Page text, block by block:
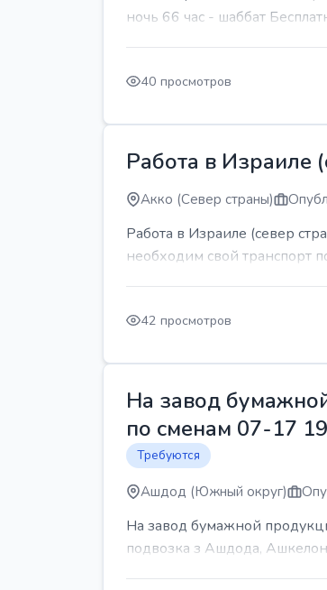
ночь 66 час - шаббат
40 просмотров
Работа в Израиле
Акко (Север страны)
Работа в Израиле (север
необходим свой транспорт
42 просмотров
На завод
по сменам 07-17
Требуются
Ашдод (Южный округ)
На завод бумажной
подвозка з Ашдода,